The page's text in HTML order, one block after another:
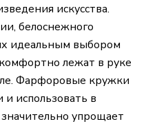
искусства.
белоснежного
идеальным выбором
лежат в руке
Фарфоровые кружки
использовать в
упрощает